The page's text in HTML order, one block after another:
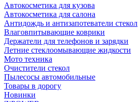
Автокосметика для кузова
Автокосметика для салона
Антидождь и антизапотеватели стекол
Влаговпитывающие коврики
Держатели для телефонов и зарядки
Летние стеклоомывающие жидкости
Мото техника
Очистители стекол
Пылесосы автомобильные
Товары в дорогу
Новинки